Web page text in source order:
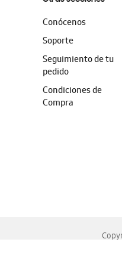
Conócenos
Soporte
Seguimiento de tu
pedido
Condiciones de
Compra